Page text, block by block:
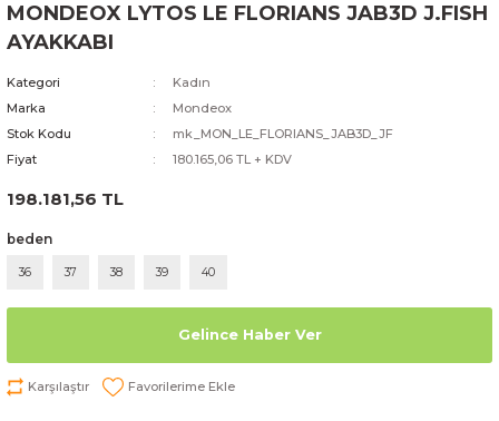
MONDEOX LYTOS LE FLORIANS JAB3D J.FISH
AYAKKABI
Kategori
Kadın
Marka
Mondeox
Stok Kodu
mk_MON_LE_FLORIANS_JAB3D_JF
Fiyat
180.165,06 TL + KDV
198.181,56 TL
beden
36 37 38 39 40
Gelince Haber Ver
Karşılaştır